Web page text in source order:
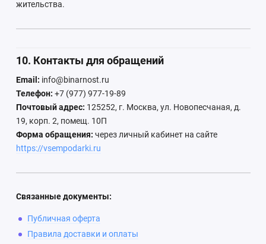
жительства.
10. Контакты для обращений
Email: info@binarnost.ru
Телефон: +7 (977) 977-19-89
Почтовый адрес: 125252, г. Москва, ул. Новопесчаная, д.
19, корп. 2, помещ. 10П
Форма обращения: через личный кабинет на сайте
https://vsempodarki.ru
Связанные документы:
Публичная оферта
Правила доставки и оплаты